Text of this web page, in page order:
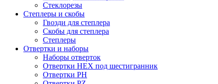
Стеклорезы
Степлеры и скобы
Гвозди для степлера
Скобы для степлера
Степлеры
Отвертки и наборы
Наборы отверток
Отвертки HEX под шестигранник
Отвертки PH